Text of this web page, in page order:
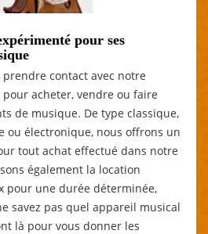
pour ses
contact avec notre
acheter, vendre ou faire
de musique. De type classique,
ou électronique, nous offrons un
tout achat effectué dans notre
également la location
pour une durée déterminée,
savez pas quel appareil musical
là pour vous donner les